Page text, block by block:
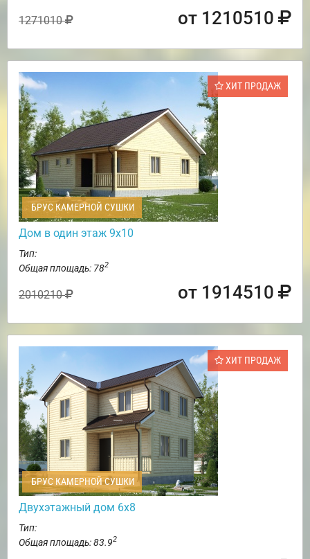
1271010 от 1210510
ХИТ ПРОДАЖ
БРУС КАМЕРНОЙ СУШКИ
Дом в один этаж 9х10
Тип:
Общая площадь: 782
2010210 от 1914510
ХИТ ПРОДАЖ
БРУС КАМЕРНОЙ СУШКИ
Двухэтажный дом 6х8
Тип:
Общая площадь: 83.92